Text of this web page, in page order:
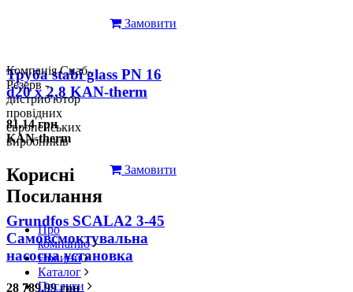
Замовити
Труба stabi glass PN 16
d20 х 2,8 KAN-therm
81.14 грн
KAN-therm
Замовити
Grundfos SCALA2 3-45
Самовсмоктувальна
насосна установка
28 789.99 грн
Компанія Снаб-
Резерв -
дистриб'ютор
провідних
європейських
виробників
Корисні
Посилання
Про
компанію
Новини
Каталог
Послуги